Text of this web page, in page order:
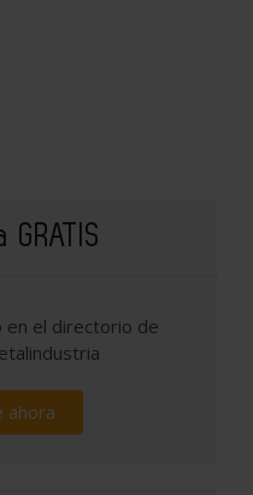
GRATIS
en el directorio de
ahora